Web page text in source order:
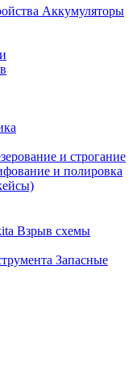
Аккумуляторы
и строгание
и полировка
Взрыв схемы
Запасные